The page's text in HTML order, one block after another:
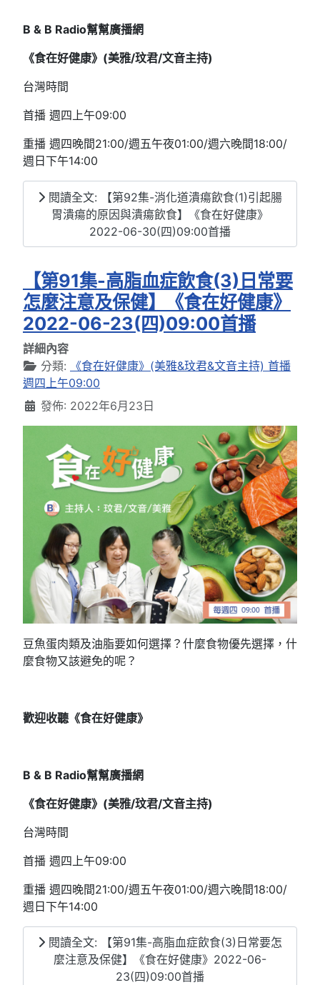
B & B Radio幫幫廣播網
《食在好健康》(美雅/玟君/文音主持)
台灣時間
首播 週四上午09:00
重播 週四晚間21:00/週五午夜01:00/週六晚間18:00/
週日下午14:00
閱讀全文: 【第92集-消化道潰瘍飲食(1)引起腸
胃潰瘍的原因與潰瘍飲食】《食在好健康》
2022-06-30(四)09:00首播
【第91集-高脂血症飲食(3)日常要
怎麼注意及保健】《食在好健康》
2022-06-23(四)09:00首播
詳細內容
分類:
《食在好健康》(美雅&玟君&文音主持) 首播
週四上午09:00
發佈: 2022年6月23日
豆魚蛋肉類及油脂要如何選擇？什麼食物優先選擇，什
麼食物又該避免的呢？
歡迎收聽《食在好健康》
B & B Radio幫幫廣播網
《食在好健康》(美雅/玟君/文音主持)
台灣時間
首播 週四上午09:00
重播 週四晚間21:00/週五午夜01:00/週六晚間18:00/
週日下午14:00
閱讀全文: 【第91集-高脂血症飲食(3)日常要怎
麼注意及保健】《食在好健康》2022-06-
23(四)09:00首播